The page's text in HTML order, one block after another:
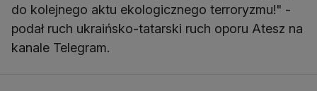
do kolejnego aktu ekologicznego terroryzmu!" -
podał ruch ukraińsko-tatarski ruch oporu Atesz na
kanale Telegram.